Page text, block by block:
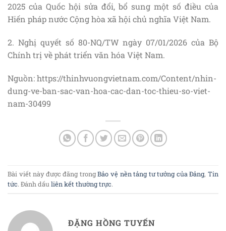
2025 của Quốc hội sửa đổi, bổ sung một số điều của
Hiến pháp nước Cộng hòa xã hội chủ nghĩa Việt Nam.
2. Nghị quyết số 80-NQ/TW ngày 07/01/2026 của Bộ
Chính trị về phát triển văn hóa Việt Nam.
Nguồn: https://thinhvuongvietnam.com/Content/nhin-
dung-ve-ban-sac-van-hoa-cac-dan-toc-thieu-so-viet-
nam-30499
Bài viết này được đăng trongBảo vệ nền tảng tư tưởng của Đảng,Tin
tức. Đánh dấuliên kết thường trực.
ĐẶNG HỒNG TUYẾN